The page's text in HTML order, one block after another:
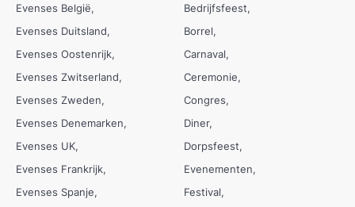
Evenses België
Evenses Duitsland
Evenses Oostenrijk
Evenses Zwitserland
Evenses Zweden
Evenses Denemarken
Evenses UK
Evenses Frankrijk
Evenses Spanje
Bedrijfsfeest
Borrel
Carnaval
Ceremonie
Congres
Diner
Dorpsfeest
Evenementen
Festival